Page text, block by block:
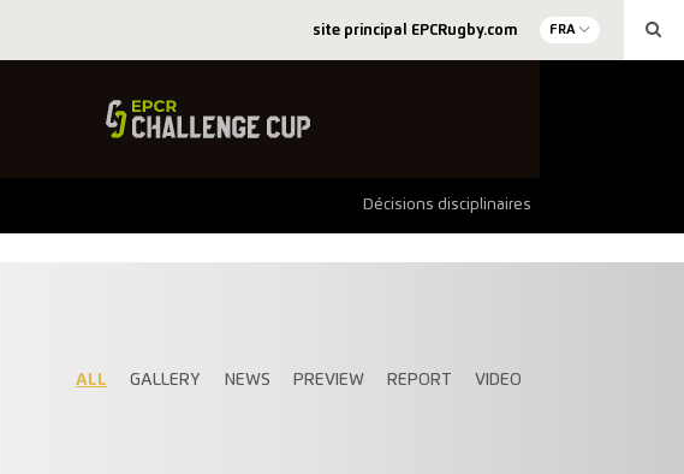
site principal EPCRugby.com FRA
Décisions disciplinaires
ALL GALLERY NEWS PREVIEW REPORT VIDEO